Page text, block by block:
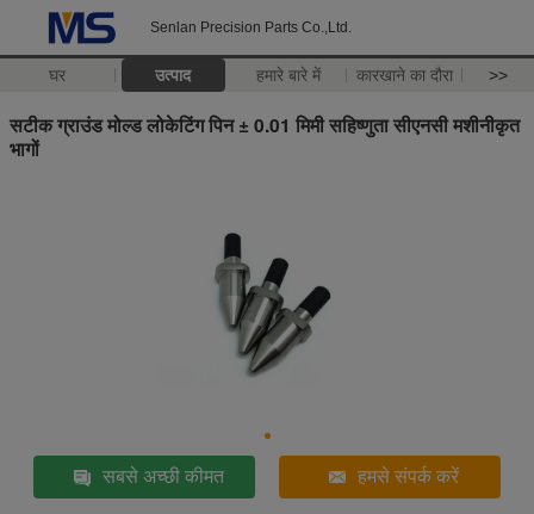
Senlan Precision Parts Co.,Ltd.
घर उत्पाद हमारे बारे में कारखाने का दौरा >>
सटीक ग्राउंड मोल्ड लोकेटिंग पिन ± 0.01 मिमी सहिष्णुता सीएनसी मशीनीकृत
भागों
सबसे अच्छी कीमत हमसे संपर्क करें